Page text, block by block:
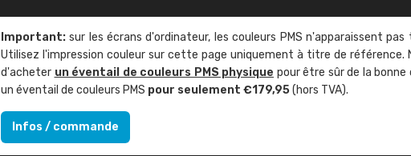
Important: sur les écrans d'ordinateur, les couleurs PMS n'apparaissent
Utilisez l'impression couleur sur cette page uniquement à titre de référence.
d'acheter un éventail de couleurs PMS physique pour être sûr de la bonne
un éventail de couleurs PMS pour seulement €179,95(hors TVA).
Infos / commande